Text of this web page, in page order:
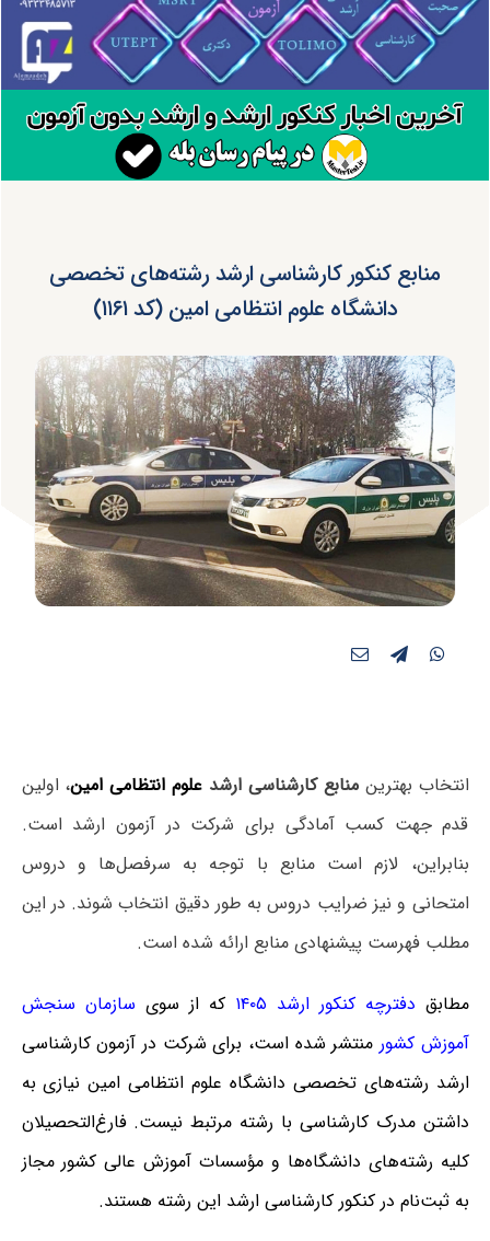
منابع کنکور کارشناسی ارشد رشته‌های تخصصی
دانشگاه علوم انتظامی امین (کد ۱۱۶۱)
انتخاب بهترینمنابع کارشناسی ارشد علوم انتظامی امین، اولین
قدم جهت کسب آمادگی برای شرکت در آزمون ارشد است.
بنابراین، لازم است منابع با توجه به سرفصل‌ها و دروس
امتحانی و نیز ضرایب دروس به طور دقیق انتخاب شوند. در این
مطلب فهرست پیشنهادی منابع ارائه شده است.
مطابق دفترچه کنکور ارشد ۱۴۰۵ که از سوی سازمان سنجش
آموزش کشور منتشر شده است، برای شرکت در آزمون کارشناسی
ارشد رشته‌های تخصصی دانشگاه علوم انتظامی امین نیازی به
داشتن مدرک کارشناسی با رشته مرتبط نیست. فارغ‌‌التحصیلان
کلیه رشته‌های دانشگاه‌ها و مؤسسات آموزش عالی کشور مجاز
به ثبت‌نام در کنکور کارشناسی ارشد این رشته هستند.